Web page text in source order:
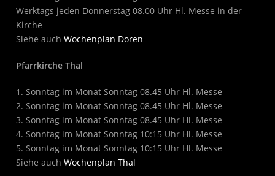
Werktags jeden Donnerstag 08.00 Uhr Hl. Messe in der
Kirche
Siehe auchWochenplan Doren
Pfarrkirche Thal
1. Sonntag im Monat Sonntag 08.45 Uhr Hl. Messe
2. Sonntag im Monat Sonntag 08.45 Uhr Hl. Messe
3. Sonntag im Monat Sonntag 08.45 Uhr Hl. Messe
4. Sonntag im Monat Sonntag 10:15 Uhr Hl. Messe
5. Sonntag im Monat Sonntag 10:15 Uhr Hl. Messe
Siehe auchWochenplan Thal